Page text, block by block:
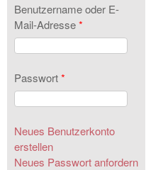
Benutzername oder E-
Mail-Adresse*
Passwort*
Neues Benutzerkonto
erstellen
Neues Passwort anfordern